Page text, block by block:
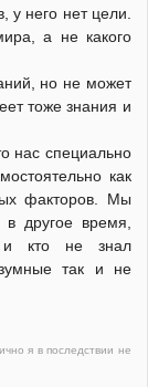
у него нет цели.
а не какого
но не может
тоже знания и
нас специально
как
факторов. Мы
другое время,
и кто не знал
так и не
я в последствии не